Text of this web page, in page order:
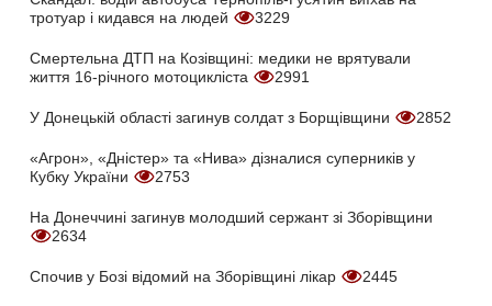
тротуар і кидався на людей
3229
Смертельна ДТП на Козівщині: медики не врятували
життя 16-річного мотоцикліста
2991
У Донецькій області загинув солдат з Борщівщини 2852
«Агрон», «Дністер» та «Нива» дізналися суперників у
Кубку України
2753
На Донеччині загинув молодший сержант зі Зборівщини
2634
Спочив у Бозі відомий на Зборівщині лікар 2445